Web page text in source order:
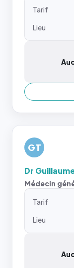
Tarif
Lieu
GT
Dr
Médecin
Tarif
Lieu